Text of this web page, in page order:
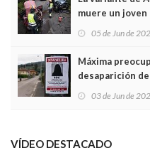
muere un
frontal
05 de Jun de
Máxima
desaparición
03 de Jun de
VÍDEO DESTACADO